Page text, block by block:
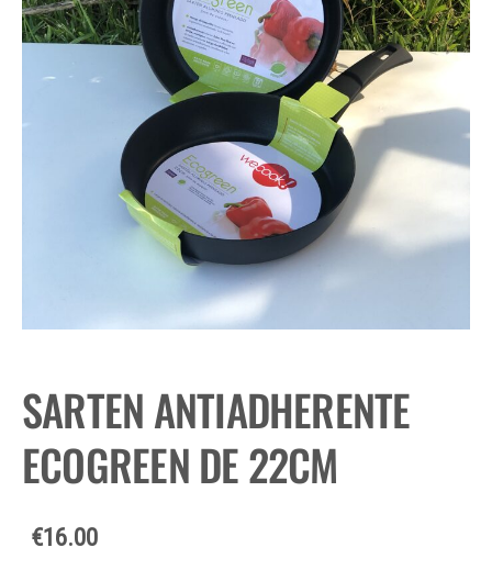
SARTEN ANTIADHERENTE
ECOGREEN DE 22CM
€16.00